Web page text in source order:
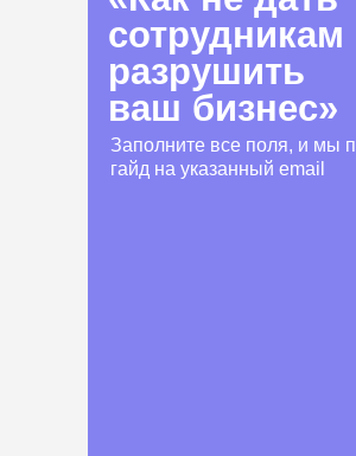
сотрудникам
разрушить
ваш бизнес»
Заполните все поля, и мы
гайд на указанный email